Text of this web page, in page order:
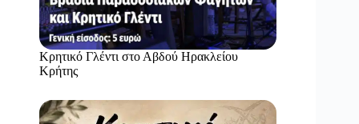
Κρητικό Γλέντι στο Αβδού Ηρακλείου
Κρήτης